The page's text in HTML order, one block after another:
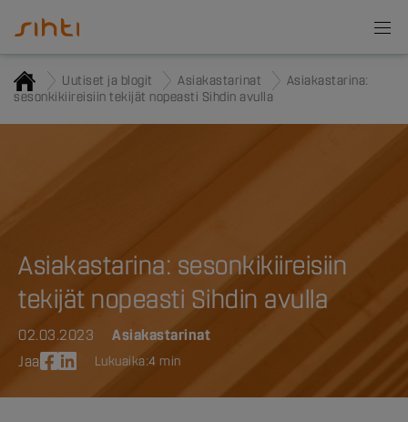
Uutiset ja blogit Asiakastarinat
Asiakastarina:
sesonkikiireisiin tekijät nopeasti Sihdin avulla
Asiakastarina: sesonkikiireisiin
tekijät nopeasti Sihdin avulla
02.03.2023
Asiakastarinat
Jaa
Lukuaika:4 min